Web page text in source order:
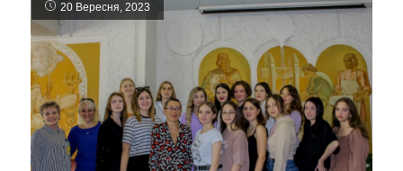
20 Вересня, 2023